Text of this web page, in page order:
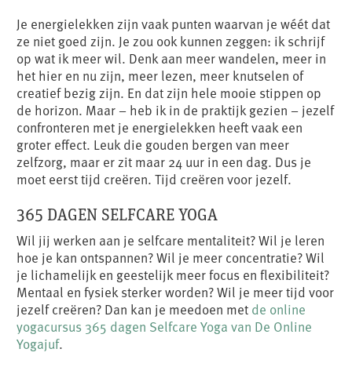
Je energielekken zijn vaak punten waarvan je wéét dat
ze niet goed zijn. Je zou ook kunnen zeggen: ik schrijf
op wat ik meer wil. Denk aan meer wandelen, meer in
het hier en nu zijn, meer lezen, meer knutselen of
creatief bezig zijn. En dat zijn hele mooie stippen op
de horizon. Maar – heb ik in de praktijk gezien – jezelf
confronteren met je energielekken heeft vaak een
groter effect. Leuk die gouden bergen van meer
zelfzorg, maar er zit maar 24 uur in een dag. Dus je
moet eerst tijd creëren. Tijd creëren voor jezelf.
365 DAGEN SELFCARE YOGA
Wil jij werken aan je selfcare mentaliteit? Wil je leren
hoe je kan ontspannen? Wil je meer concentratie? Wil
je lichamelijk en geestelijk meer focus en flexibiliteit?
Mentaal en fysiek sterker worden? Wil je meer tijd voor
jezelf creëren? Dan kan je meedoen met de online
yogacursus 365 dagen Selfcare Yoga van De Online
Yogajuf.